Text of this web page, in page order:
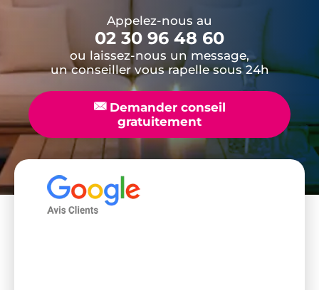
Appelez-nous au
02 30 96 48 60
ou laissez-nous un message,
un conseiller vous rapelle sous 24h
📧Demander conseil
gratuitement